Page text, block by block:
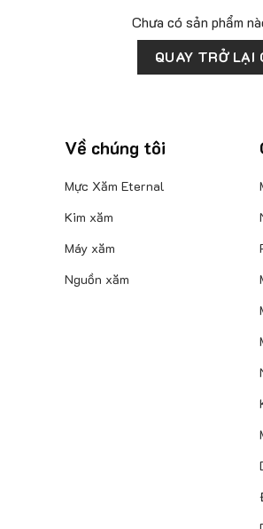
Chưa có sản phẩm
QUAY TRỞ LẠI
Về chúng tôi
Mực Xăm Eternal
Kim xăm
Máy xăm
Nguồn xăm